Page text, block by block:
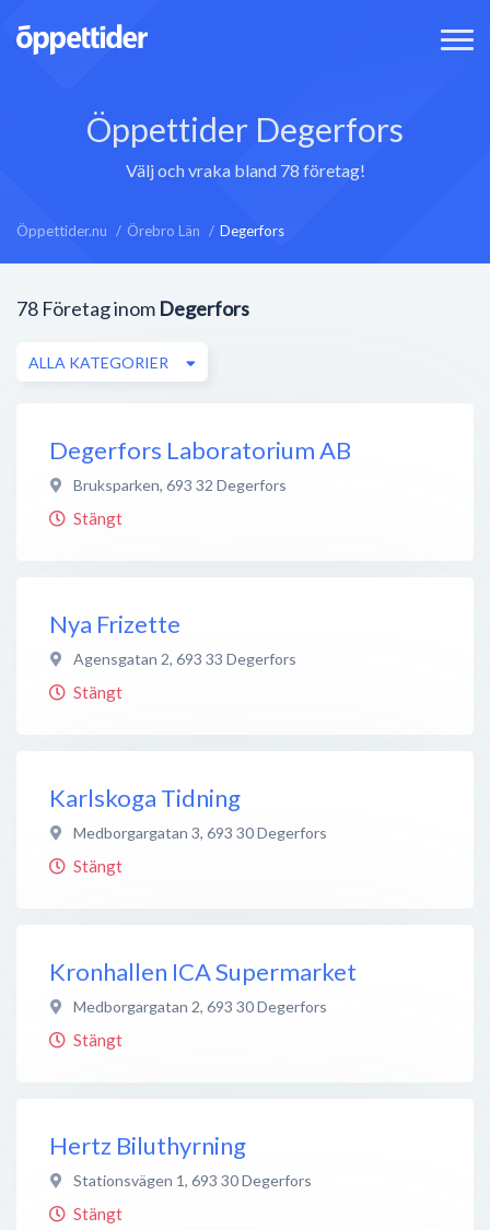
Öppettider Degerfors
Välj och vraka bland 78 företag!
Öppettider.nu Örebro Län Degerfors
78 Företag inom Degerfors
ALLA KATEGORIER
Degerfors Laboratorium AB
Bruksparken, 693 32 Degerfors
Stängt
Nya Frizette
Agensgatan 2, 693 33 Degerfors
Stängt
Karlskoga Tidning
Medborgargatan 3, 693 30Degerfors
Stängt
Kronhallen ICA Supermarket
Medborgargatan 2, 693 30Degerfors
Stängt
Hertz Biluthyrning
Stationsvägen 1, 693 30Degerfors
Stängt